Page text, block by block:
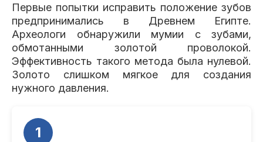
Первые попытки исправить положение зубов
предпринимались в Древнем Египте.
Археологи обнаружили мумии с зубами,
обмотанными золотой проволокой.
Эффективность такого метода была нулевой.
Золото слишком мягкое для создания
нужного давления.
1